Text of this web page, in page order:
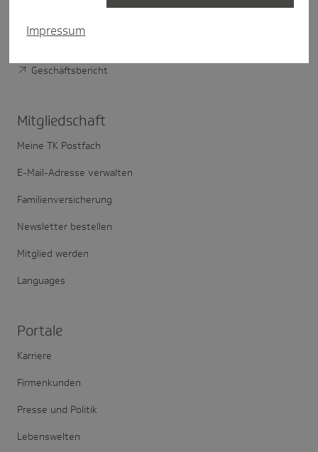
Geschäftsbericht
Mitglied­schaft
Meine TK Postfach
E-Mail-Adresse verwalten
Familienversicherung
Newsletter bestellen
Mitglied werden
Languages
Portale
Karriere
Firmenkunden
Presse und Politik
Lebenswelten
Impressum